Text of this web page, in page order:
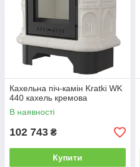
Кахельна піч-камін Kratki WK
440 кахель кремова
В наявності
102 743 ₴
Купити